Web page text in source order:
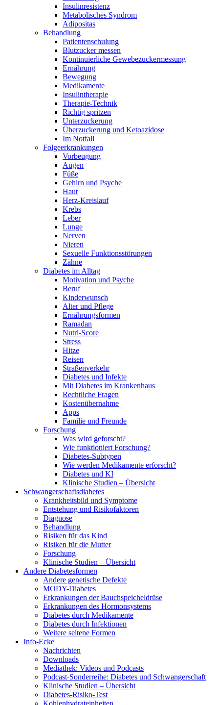
Insulinresistenz
Metabolisches Syndrom
Adipositas
Behandlung
Patientenschulung
Blutzucker messen
Kontinuierliche Gewebezuckermessung
Ernährung
Bewegung
Medikamente
Insulintherapie
Therapie-Technik
Richtig spritzen
Unterzuckerung
Überzuckerung und Ketoazidose
Im Notfall
Folgeerkrankungen
Vorbeugung
Augen
Füße
Gehirn und Psyche
Haut
Herz-Kreislauf
Krebs
Leber
Lunge
Nerven
Nieren
Sexuelle Funktionsstörungen
Zähne
Diabetes im Alltag
Motivation und Psyche
Beruf
Kinderwunsch
Alter und Pflege
Ernährungsformen
Ramadan
Nutri-Score
Stress
Hitze
Reisen
Straßenverkehr
Diabetes und Infekte
Mit Diabetes im Krankenhaus
Rechtliche Fragen
Kostenübernahme
Apps
Familie und Freunde
Forschung
Was wird geforscht?
Wie funktioniert Forschung?
Diabetes-Subtypen
Wie werden Medikamente erforscht?
Diabetes und KI
Klinische Studien – Übersicht
Schwangerschaftsdiabetes
Krankheitsbild und Symptome
Entstehung und Risikofaktoren
Diagnose
Behandlung
Risiken für das Kind
Risiken für die Mutter
Forschung
Klinische Studien – Übersicht
Andere Diabetesformen
Andere genetische Defekte
MODY-Diabetes
Erkrankungen der Bauchspeicheldrüse
Erkrankungen des Hormonsystems
Diabetes durch Medikamente
Diabetes durch Infektionen
Weitere seltene Formen
Info-Ecke
Nachrichten
Downloads
Mediathek: Videos und Podcasts
Podcast-Sonderreihe: Diabetes und Schwangerschaft
Klinische Studien – Übersicht
Diabetes-Risiko-Test
Kohlenhydrateinheiten